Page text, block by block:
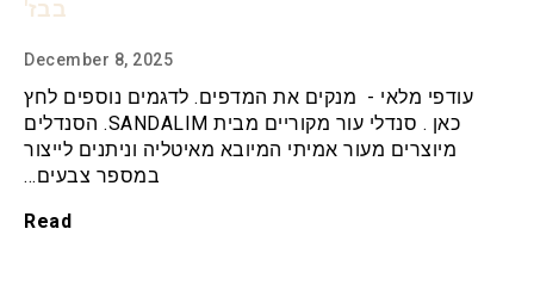
בבז'
December 8, 2025
עודפי מלאי - מנקים את המדפים. לדגמים נוספים לחץ
כאן . סנדלי עור מקוריים מבית SANDALIM. הסנדלים
מיוצרים מעור אמיתי המיובא מאיטליה וניתנים לייצור
במספר צבעים…
Read